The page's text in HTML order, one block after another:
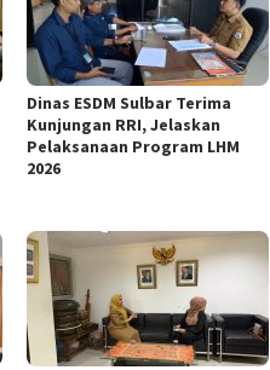
Dinas ESDM Sulbar Terima
Kunjungan RRI, Jelaskan
Pelaksanaan Program LHM
2026